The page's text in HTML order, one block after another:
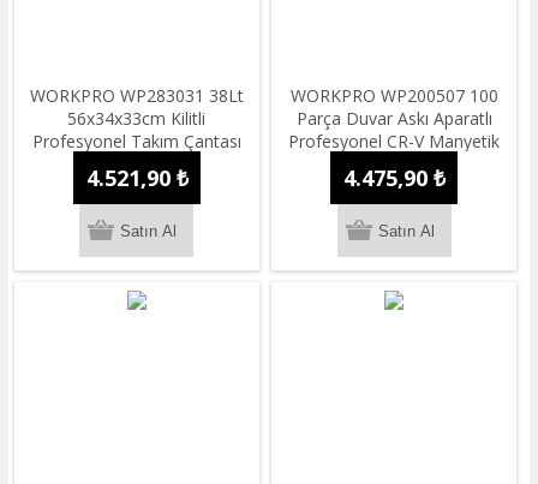
WORKPRO WP283031 38Lt
56x34x33cm Kilitli
Profesyonel Takım Çantası
4.521,90 ₺
WORKPRO WP200507 100
Parça Duvar Askı Aparatlı
Profesyonel CR-V Manyetik
Tornavida ve Bits Uç Seti
4.475,90 ₺